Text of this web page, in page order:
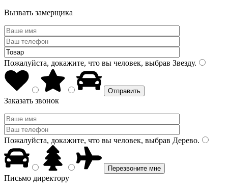
Вызвать замерщика
Пожалуйста, докажите, что вы человек, выбрав Звезду.
Заказать звонок
Пожалуйста, докажите, что вы человек, выбрав Дерево.
Письмо директору